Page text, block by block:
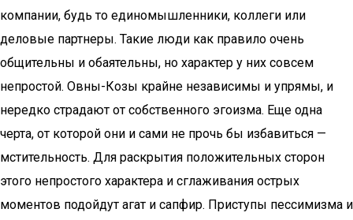
компании, будь то единомышленники, коллеги или
деловые партнеры. Такие люди как правило очень
общительны и обаятельны, но характер у них совсем
непростой. Овны-Козы крайне независимы и упрямы, и
нередко страдают от собственного эгоизма. Еще одна
черта, от которой они и сами не прочь бы избавиться —
мстительность. Для раскрытия положительных сторон
этого непростого характера и сглаживания острых
моментов подойдут агат и сапфир. Приступы пессимизма и